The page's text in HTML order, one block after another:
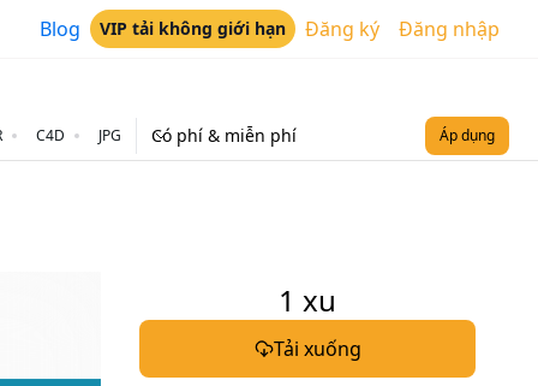
Blog VIP tải không giới hạn Đăng ký Đăng nhập
C4D JPG Có phí & miễn phí Áp dụng
1 xu
Tải xuống